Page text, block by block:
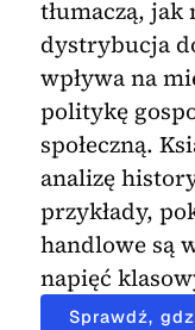
tłumaczą,
dystrybucja
wpływa na
politykę
społeczną.
analizę
przykłady,
handlowe są
napięć
Sprawdź,